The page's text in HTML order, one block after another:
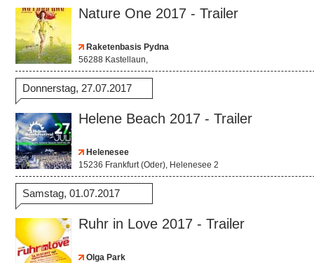
Nature One 2017 - Trailer
Raketenbasis Pydna
56288 Kastellaun,
Donnerstag, 27.07.2017
Helene Beach 2017 - Trailer
Helenesee
15236 Frankfurt (Oder), Helenesee 2
Samstag, 01.07.2017
Ruhr in Love 2017 - Trailer
Olga Park